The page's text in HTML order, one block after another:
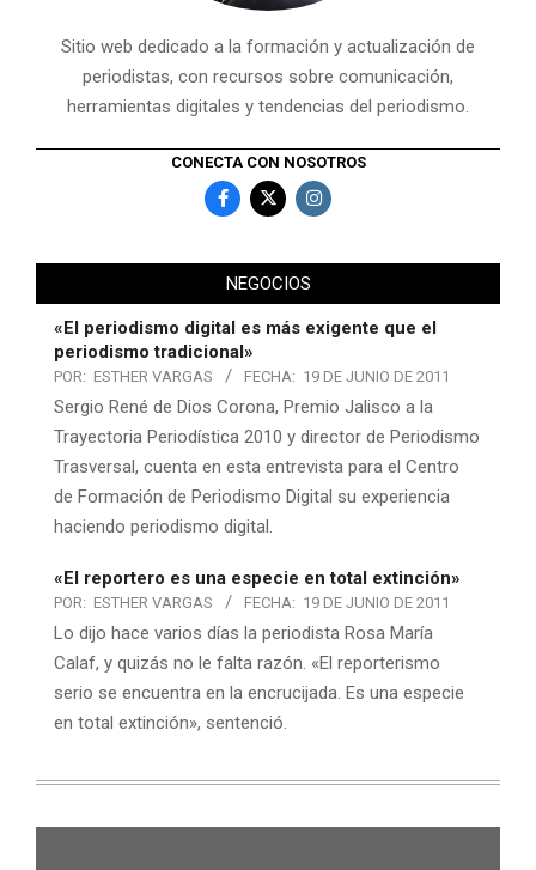
Sitio web dedicado a la formación y actualización de
periodistas, con recursos sobre comunicación,
herramientas digitales y tendencias del periodismo.
CONECTA CON NOSOTROS
NEGOCIOS
«El periodismo digital es más exigente que el
periodismo tradicional»
POR: ESTHER VARGAS FECHA: 19 DE JUNIO DE 2011
Sergio René de Dios Corona, Premio Jalisco a la
Trayectoria Periodística 2010 y director de Periodismo
Trasversal, cuenta en esta entrevista para el Centro
de Formación de Periodismo Digital su experiencia
haciendo periodismo digital.
«El reportero es una especie en total extinción»
POR: ESTHER VARGAS FECHA: 19 DE JUNIO DE 2011
Lo dijo hace varios días la periodista Rosa María
Calaf, y quizás no le falta razón. «El reporterismo
serio se encuentra en la encrucijada. Es una especie
en total extinción», sentenció.